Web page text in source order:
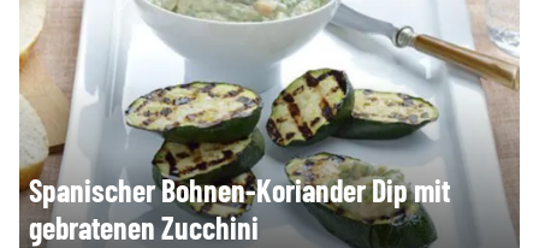
Spanischer Bohnen-Koriander Dip mit
gebratenen Zucchini